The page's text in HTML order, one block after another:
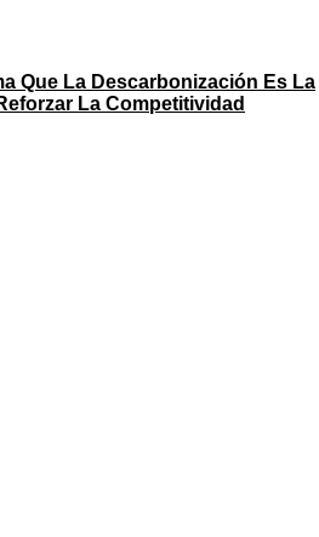
Que La Descarbonización Es La
La Competitividad